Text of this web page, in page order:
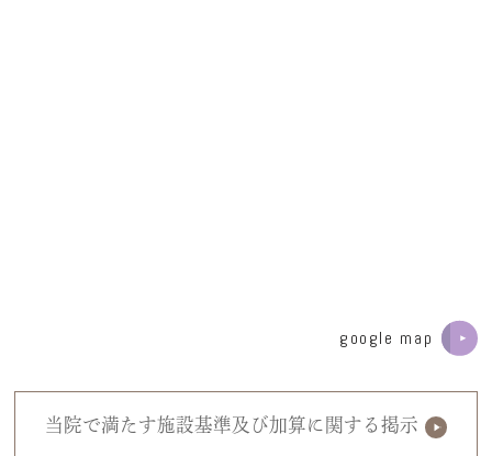
google map
当院で満たす施設基準及び加算に関する掲示